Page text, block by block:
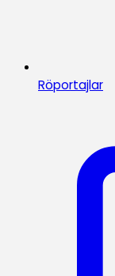
Röportajlar